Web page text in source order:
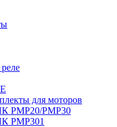
для моторов
PMP20/PMP30
PMP301